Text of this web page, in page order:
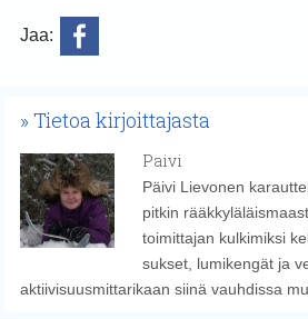
Jaa:
Tietoa kirjoittajasta
Paivi
Päivi Lievonen
pitkin
toimittajan kulkimiksi
sukset, lumikengät ja
aktiivisuusmittarikaan siinä vauhdissa